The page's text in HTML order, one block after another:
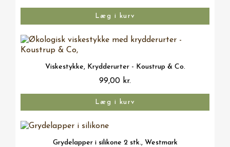
Læg i kurv
Vis her
Viskestykke, Krydderurter - Koustrup & Co.
99,00 kr.
Læg i kurv
Vis her
Grydelapper i silikone 2 stk., Westmark